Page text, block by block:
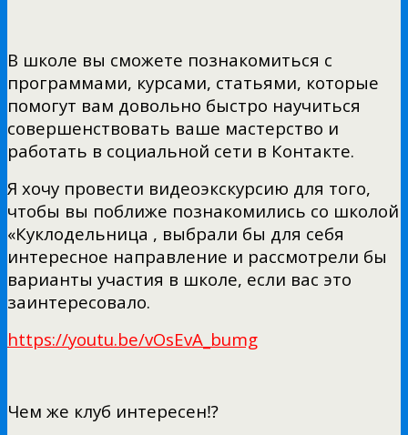
В школе вы сможете познакомиться с
программами, курсами, статьями, которые
помогут вам довольно быстро научиться
совершенствовать ваше мастерство и
работать в социальной сети в Контакте.
Я хочу провести видеоэкскурсию для того,
чтобы вы поближе познакомились со школой
«Куклодельница , выбрали бы для себя
интересное направление и рассмотрели бы
варианты участия в школе, если вас это
заинтересовало.
https://youtu.be/vOsEvA_bumg
Чем же клуб интересен⁉